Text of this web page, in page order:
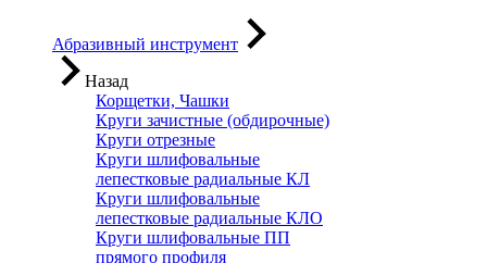
Абразивный инструмент
Назад
Корщетки, Чашки
Круги зачистные (обдирочные)
Круги отрезные
Круги шлифовальные
лепестковые радиальные КЛ
Круги шлифовальные
лепестковые радиальные КЛО
Круги шлифовальные ПП
прямого профиля